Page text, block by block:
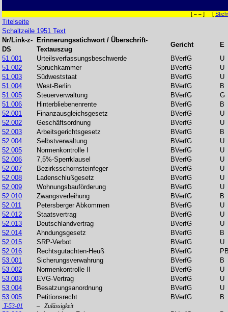
[ – – ] [
Titelseite
Schaltzeile 1951 Text
Nr/Link-z-
DS
Erinnerungsstichwort / Überschrift-
Textauszug
Gericht
E
51.001
Urteilsverfassungsbeschwerde BVerfG
U
51.002
Spruchkammer BVerfG
U
51.003
Südweststaat BVerfG
U
51.004
West-Berlin BVerfG
B
51.005
Steuerverwaltung BVerfG
G
51.006
Hinterbliebenenrente BVerfG
B
52.001
Finanzausgleichsgesetz BVerfG
U
52.002
Geschäftsordnung BVerfG
U
52.003
Arbeitsgerichtsgesetz BVerfG
B
52.004
Selbstverwaltung BVerfG
U
52.005
Normenkontrolle I BVerfG
U
52.006
7,5%-Sperrklausel BVerfG
U
52.007
Bezirksschornsteinfeger BVerfG
U
52.008
Ladenschlußgesetz BVerfG
U
52.009
Wohnungsbauförderung BVerfG
U
52.010
Zwangsverleihung BVerfG
B
52.011
Petersberger Abkommen BVerfG
U
52.012
Staatsvertrag BVerfG
U
52.013
Deutschlandvertrag BVerfG
U
52.014
Ahndungsgesetz BVerfG
B
52.015
SRP-Verbot BVerfG
U
52.016
Rechtsgutachten-Heuß BVerfG
53.001
Sicherungsverwahrung BVerfG
B
53.002
Normenkontrolle II BVerfG
U
53.003
EVG-Vertrag BVerfG
U
53.004
Besatzungsanordnung BVerfG
U
53.005
Petitionsrecht BVerfG B
T-53-01 – Zulässigkeit